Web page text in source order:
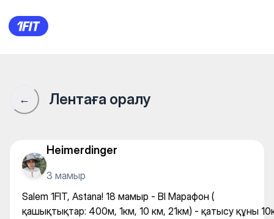
Salem 1FIT, Astana! 18
← Лентаға оралу
Heimerdinger
3 мамыр
Salem 1FIT, Astana! 18 мамыр - BI Марафон (
қашықтықтар: 400м, 1км, 10 км, 21км) - қатысу құны